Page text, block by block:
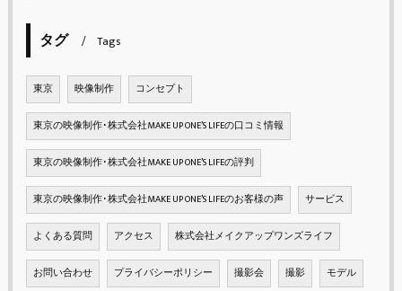
タグ Tags
東京 映像制作 コンセプト
東京の映像制作･株式会社MAKE UP ONE’S LIFEの口コミ情報
東京の映像制作･株式会社MAKE UP ONE’S LIFEの評判
東京の映像制作･株式会社MAKE UP ONE’S LIFEのお客様の声 サービス
よくある質問 アクセス 株式会社メイクアップワンズライフ
お問い合わせ プライバシーポリシー 撮影会 撮影 モデル